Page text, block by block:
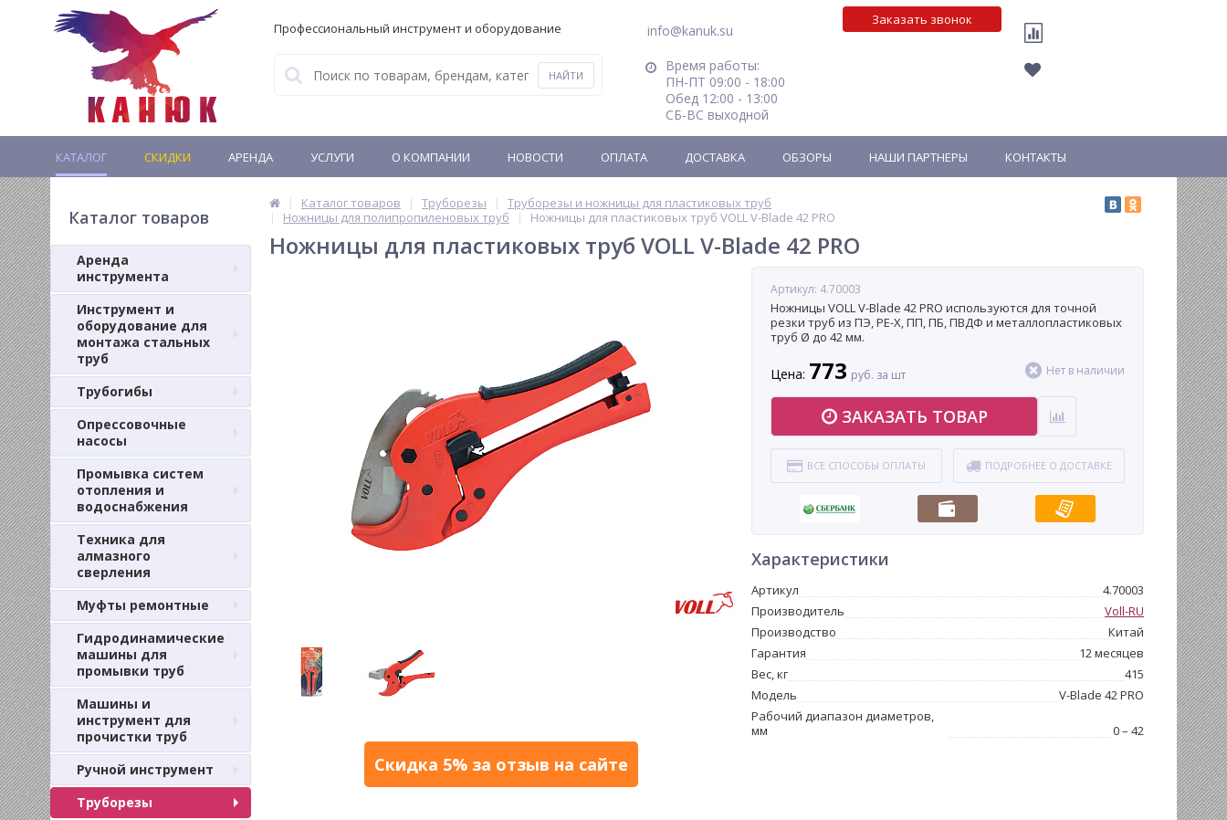
Профессиональный инструмент и оборудование
info@kanuk.su
Время работы:
ПН-ПТ 09:00 - 18:00
Обед 12:00 - 13:00
СБ-ВС выходной
Заказать звонок
КАТАЛОГ СКИДКИ АРЕНДА УСЛУГИ О КОМПАНИИ НОВОСТИ ОПЛАТА ДОСТАВКА ОБЗОРЫ НАШИ ПАРТНЕРЫ КОНТАКТЫ
Каталог товаров
Аренда
инструмента
Инструмент и
оборудование для
монтажа стальных
труб
Трубогибы
Опрессовочные
насосы
Промывка систем
отопления и
водоснабжения
Техника для
алмазного
сверления
Муфты ремонтные
Гидродинамические
машины для
промывки труб
Машины и
инструмент для
прочистки труб
Ручной инструмент
Труборезы
Каталог товаров Труборезы
Труборезы и ножницы для пластиковых труб
Ножницы для полипропиленовых труб
Ножницы для пластиковых труб VOLL V-Blade 42 PRO
Ножницы для пластиковых труб VOLL V-Blade 42 PRO
Скидка 5% за отзыв на сайте
Артикул: 4.70003
Ножницы VOLL V-Blade 42 PRO используются для точной
резки труб из ПЭ, РЕ-Х, ПП, ПБ, ПВДФ и металлопластиковых
труб Ø до 42 мм.
Цена: 773 руб. за шт Нет в наличии
ЗАКАЗАТЬ ТОВАР
ВСЕ СПОСОБЫ ОПЛАТЫ ПОДРОБНЕЕ О ДОСТАВКЕ
Характеристики
Артикул
4.70003
Производитель
Voll-RU
Производство
Китай
Гарантия
12 месяцев
Вес, кг
415
Модель
V-Blade 42 PRO
Рабочий диапазон диаметров,
мм
0 – 42